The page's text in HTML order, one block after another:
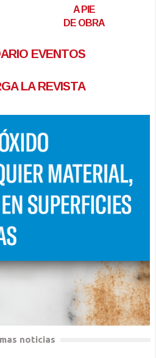
A PIE
DE OBRA
EVENTOS
LA REVISTA
noticias